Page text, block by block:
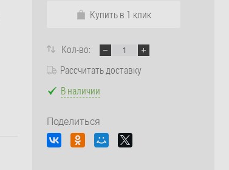
Купить в 1 клик
Кол-во:
Рассчитать доставку
В наличии
Поделиться